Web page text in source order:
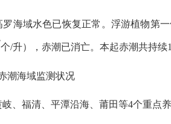
海域水色已恢复正常。浮游植物第一
个/升），赤潮已消亡。本起赤潮共持续
潮海域监测状况
、福清、平潭沿海、莆田等4个重点